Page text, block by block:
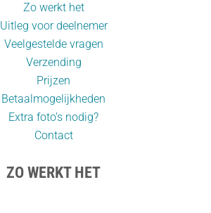
Zo werkt het
Uitleg voor deelnemer
Veelgestelde vragen
Verzending
Prijzen
Betaalmogelijkheden
Extra foto’s nodig?
Contact
ZO WERKT HET